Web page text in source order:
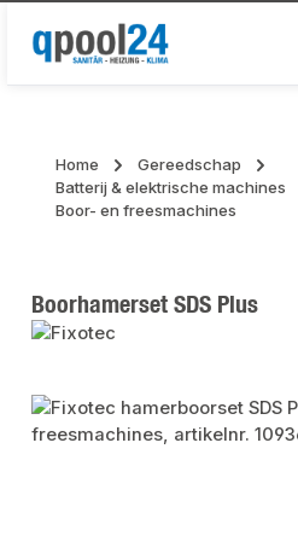
Ga naar de hoofdinhoud
Home
Gereedschap
Batterij & elektrische machines
Boor- en freesmachines
Boorhamerset SDS Plus
Afbeeldingengalerij overslaan